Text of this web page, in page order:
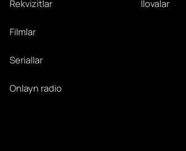
Rekvizitlar
Filmlar
Seriallar
Onlayn radio
Ilovalar